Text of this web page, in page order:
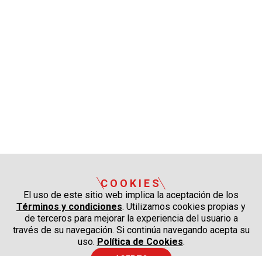
COOKIES
El uso de este sitio web implica la aceptación de los
Términos y condiciones. Utilizamos cookies propias y
de terceros para mejorar la experiencia del usuario a
través de su navegación. Si continúa navegando acepta su
uso. Política de Cookies.